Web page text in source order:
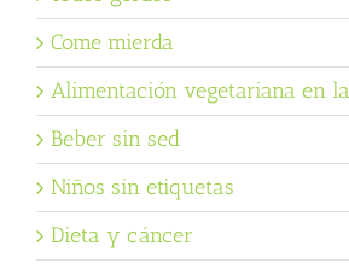
Come mierda
Alimentación vegetariana en
Beber sin sed
Niños sin etiquetas
Dieta y cáncer